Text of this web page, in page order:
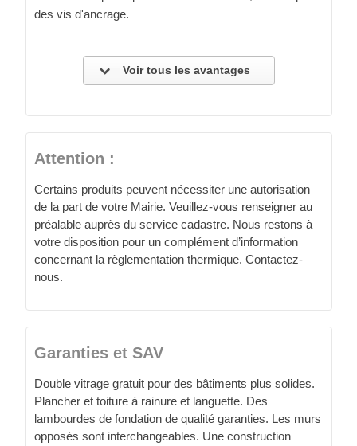
des vis d'ancrage.
Voir tous les avantages
Attention :
Certains produits peuvent nécessiter une autorisation
de la part de votre Mairie. Veuillez-vous renseigner au
préalable auprès du service cadastre. Nous restons à
votre disposition pour un complément d’information
concernant la règlementation thermique. Contactez-
nous.
Garanties et SAV
Double vitrage gratuit pour des bâtiments plus solides.
Plancher et toiture à rainure et languette. Des
lambourdes de fondation de qualité garanties. Les murs
opposés sont interchangeables. Une construction